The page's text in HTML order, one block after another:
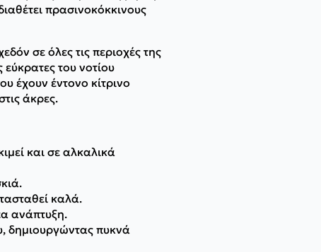
πρασινοκόκκινους
σε όλες τις περιοχές της
εύκρατες του νοτίου
έχουν έντονο κίτρινο
άκρες.
και σε αλκαλικά
καλά.
ανάπτυξη.
δημιουργώντας πυκνά